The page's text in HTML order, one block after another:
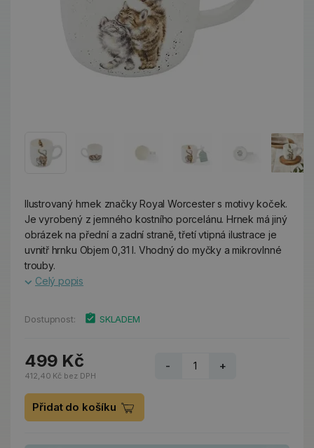
Ilustrovaný hrnek značky Royal Worcester s motivy koček.
Je vyrobený z jemného kostního porcelánu. Hrnek má jiný
obrázek na přední a zadní straně, třetí vtipná ilustrace je
uvnitř hrnku Objem 0,31 l. Vhodný do myčky a mikrovlnné
trouby.
Celý popis
Dostupnost: SKLADEM
499 Kč
412,40 Kč bez DPH
- +
Přidat do košíku